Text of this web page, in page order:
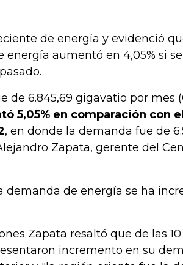
de energía y evidenció
energía aumentó en 4,05% si
de 6.845,69 gigavatio por mes
5,05% en comparación con
, en donde la demanda fue de
Zapata, gerente del
demanda de energía se ha
Zapata resaltó que de las
incremento en su